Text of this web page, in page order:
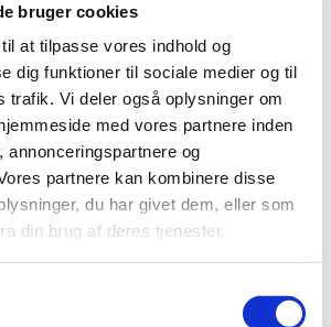
bruger cookies
at tilpasse vores indhold og
dig funktioner til sociale medier og til
trafik. Vi deler også oplysninger om
med vores partnere inden
annonceringspartnere og
partnere kan kombinere disse
du har givet dem, eller som
din brug af deres tjenester.